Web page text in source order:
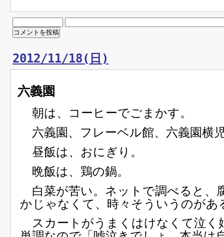
2012/11/18(日)
六義園
朝は、コーヒーでごまかす。
六義園、フレーベル館、六義園横
昼飯は、おにぎり。
晩飯は、鶏の鍋。
白菜が苦い。ネットで調べると、
かじゃなくて、時々そういうのがあ
スカートがうまくはけなくて泣く